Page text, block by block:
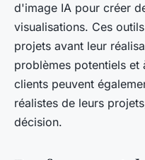
d'image IA pour créer
visualisations. Ces
projets avant leur
problèmes potentiels et
clients peuvent
réalistes de leurs
décision.